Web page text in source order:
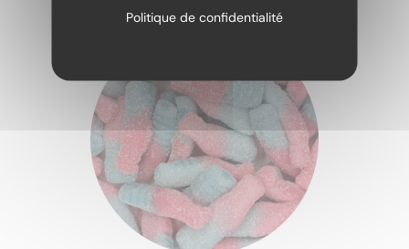
Politique de confidentialité